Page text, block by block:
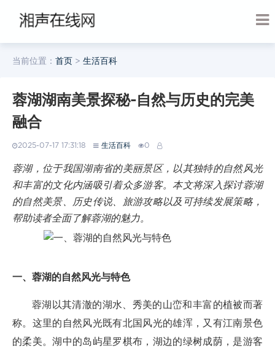
当前位置： 首页 > 生活百科
蓉湖湖南美景探秘-自然与历史的完美
融合
2025-07-17 17:31:18 生活百科 0
蓉湖，位于我国湖南省的美丽景区，以其独特的自然风光
和丰富的文化内涵吸引着众多游客。本文将深入探讨蓉湖
的自然美景、历史传说、旅游攻略以及可持续发展策略，
帮助读者全面了解蓉湖的魅力。
一、蓉湖的自然风光与特色
蓉湖以其清澈的湖水、秀美的山峦和丰富的植被而著
称。这里的自然风光既有北国风光的雄浑，又有江南景色
的柔美。湖中的岛屿星罗棋布，湖边的绿树成荫，是游客